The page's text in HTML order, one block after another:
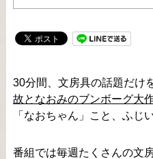
30分間、文房具の話題だけ
故となおみのブンボーグ大
「なおちゃん」こと、ふじ
番組では毎週たくさんの文